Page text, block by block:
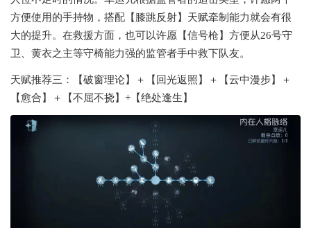
方便使用的手持物，搭配【膝跳反射】天赋牵制能力就会有很
大的提升。在救援方面，也可以许愿【信号枪】方便从26号守
卫、黄衣之主等守椅能力强的监管者手中救下队友。
天赋推荐三：【破窗理论】＋【回光返照】＋【云中漫步】＋
【愈合】＋【不屈不挠】+【绝处逢生】